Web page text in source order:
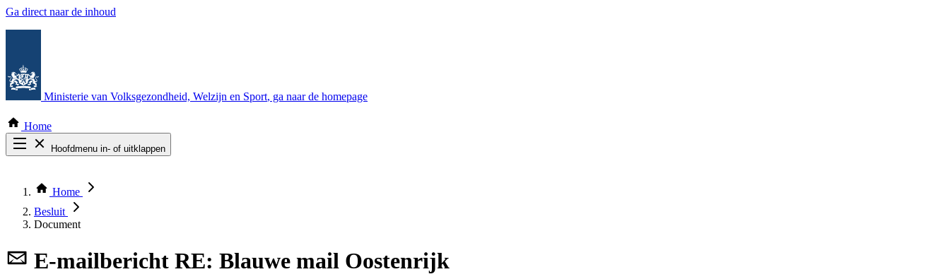
Ga direct naar de inhoud
Ministerie van Volksgezondheid, Welzijn en Sport, ga naar de homepage
Home
Hoofdmenu in- of uitklappen
Thema COVID-19
Bekijk per bestuursorgaan
Home
Besluit
Document
E-mailbericht RE: Blauwe mail Oostenrijk